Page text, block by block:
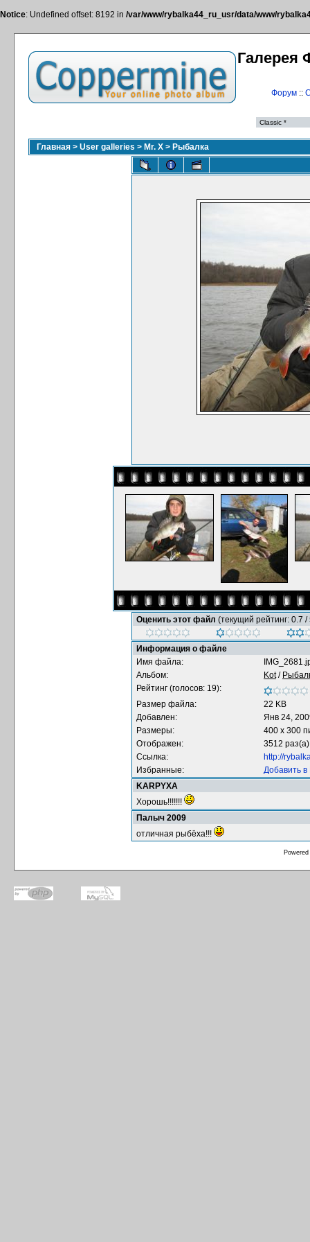
Notice: Undefined offset: 8192 in /var/www/rybalka44_ru_usr/data/www/
Галерея
Форум::
Главная > User galleries > Mr. X > Рыбалка
Оценить этот файл (текущий рейтинг: 0.7 /
Информация о файле
Имя файла:
Альбом:
Kot/
Рейтинг (голосов: 19):
Размер файла:
22 KB
Добавлен:
Янв 24,
Размеры:
400 x 300
Отображен:
3512 раз(а)
Ссылка:
http://
Избранные:
Добавить
KARPYXA
Хорошь!!!!!!!
Палыч 2009
отличная рыбёха!!!